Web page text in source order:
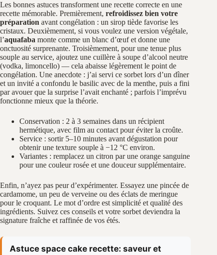
Les bonnes astuces transforment une recette correcte en une
recette mémorable. Premièrement, refroidissez bien votre
préparation avant congélation : un sirop tiède favorise les
cristaux. Deuxièmement, si vous voulez une version végétale,
l’aquafaba monte comme un blanc d’œuf et donne une
onctuosité surprenante. Troisièmement, pour une tenue plus
souple au service, ajoutez une cuillère à soupe d’alcool neutre
(vodka, limoncello) — cela abaisse légèrement le point de
congélation. Une anecdote : j’ai servi ce sorbet lors d’un dîner
et un invité a confondu le basilic avec de la menthe, puis a fini
par avouer que la surprise l’avait enchanté ; parfois l’imprévu
fonctionne mieux que la théorie.
Conservation : 2 à 3 semaines dans un récipient
hermétique, avec film au contact pour éviter la croûte.
Service : sortir 5–10 minutes avant dégustation pour
obtenir une texture souple à −12 °C environ.
Variantes : remplacez un citron par une orange sanguine
pour une couleur rosée et une douceur supplémentaire.
Enfin, n’ayez pas peur d’expérimenter. Essayez une pincée de
cardamome, un peu de verveine ou des éclats de meringue
pour le croquant. Le mot d’ordre est simplicité et qualité des
ingrédients. Suivez ces conseils et votre sorbet deviendra la
signature fraîche et raffinée de vos étés.
Astuce space cake recette: saveur et